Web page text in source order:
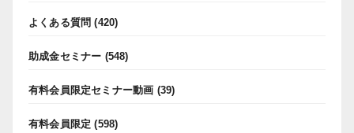
よくある質問 (420)
助成金セミナー (548)
有料会員限定セミナー動画 (39)
有料会員限定 (598)